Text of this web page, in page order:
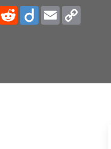
RedditDiigo Email